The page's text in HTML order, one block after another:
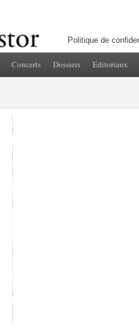
Politique de
Concerts Dossiers Editoriaux